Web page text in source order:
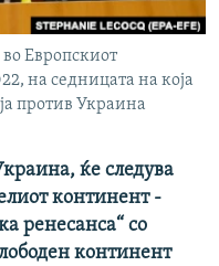
Европскиот
на седницата на која
против Украина
ќе следува
континент -
ренесанса“ со
континент